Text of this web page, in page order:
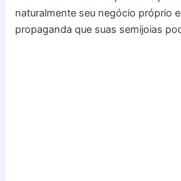
naturalmente seu negócio próprio
propaganda que suas semijoias